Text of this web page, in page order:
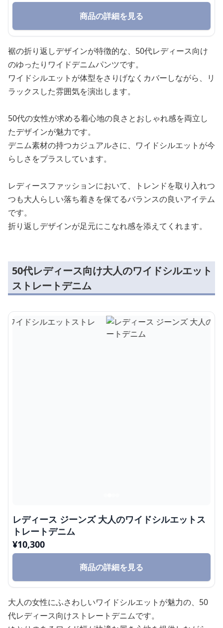
商品の詳細を見る
裾の折り返しデザインが特徴的な、50代レディース向け
のゆったりワイドデニムパンツです。
ワイドシルエットが体型をさりげなくカバーしながら、リ
ラックスした雰囲気を演出します。
50代の女性が求める着心地の良さとおしゃれ感を両立し
たデザインが魅力です。
デニム素材の持つカジュアルさに、ワイドシルエットが今
らしさをプラスしています。
レディースファッションにおいて、トレンドを取り入れつ
つも大人らしい落ち着きを保てるバランスの良いアイテム
です。
折り返しデザインが足元にこなれ感を添えてくれます。
50代レディース向け大人のワイドシルエット
ストレートデニム
レディース ジーンズ 大人のワイドシルエットス
トレートデニム
¥10,300
商品の詳細を見る
大人の女性にふさわしいワイドシルエットが魅力の、50
代レディース向けストレートデニムです。